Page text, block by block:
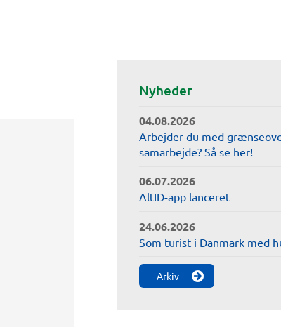
Nyheder
04.08.2026
Arbejder du med
samarbejde? Så se her!
06.07.2026
AltID-app lanceret
24.06.2026
Som turist i Danmark med
Arkiv